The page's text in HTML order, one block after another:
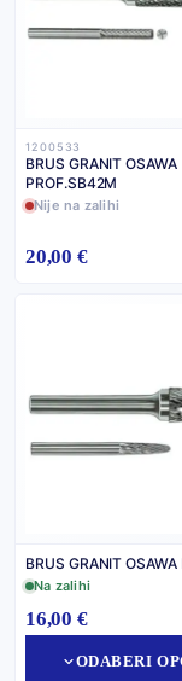
1200533
BRUS GRANIT OSAWA
PROF.SB42M
Nije na zalihi
20,00 €
BRUS GRANIT OSAWA
Na zalihi
16,00 €
ODABERI